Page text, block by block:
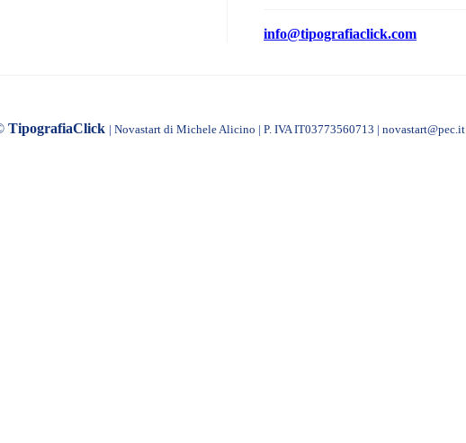
info@tipografiaclick.com
TipografiaClick | Novastart di Michele Alicino | P. IVA IT03773560713 | novastart@pec.it